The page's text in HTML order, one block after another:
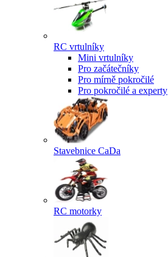
RC vrtulníky
Mini vrtulníky
Pro začátečníky
Pro mírně pokročilé
Pro pokročilé a experty
Stavebnice CaDa
RC motorky